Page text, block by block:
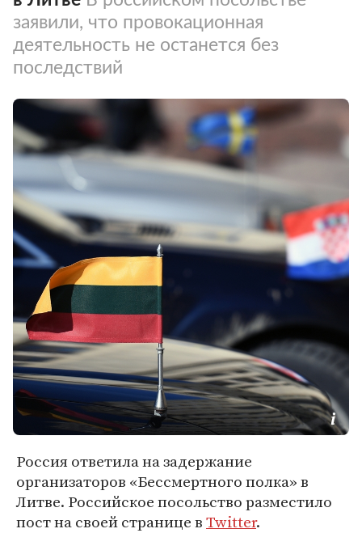
заявили, что провокационная
деятельность не останется без
последствий
Россия ответила на задержание
организаторов «Бессмертного полка» в
Литве. Российское посольство разместило
пост на своей странице вTwitter.